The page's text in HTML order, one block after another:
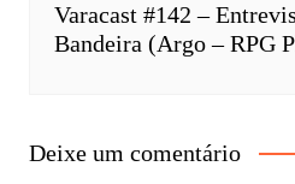
Varacast #142 –
Bandeira (Argo – RPG
Deixe um comentário